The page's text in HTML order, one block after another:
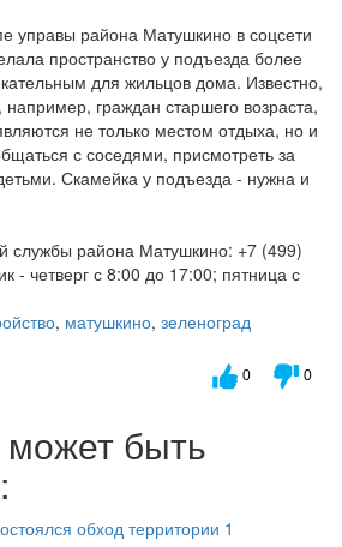
управы района Матушкино в соцсети
пространство у подъезда более
для жильцов дома. Известно,
граждан старшего возраста,
не только местом отдыха, но и
с соседями, присмотреть за
Скамейка у подъезда - нужна и
службы района Матушкино: +7 (499)
- четверг с 8:00 до 17:00; пятница с
, матушкино, зеленоград
0 0
быть
обход территории 1